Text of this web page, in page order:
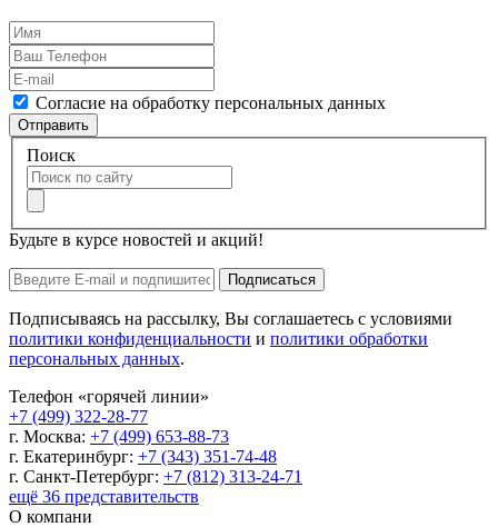
Согласие на обработку персональных данных
Отправить
Поиск
Будьте в курсе новостей и акций!
Подписаться
Подписываясь на рассылку, Вы соглашаетесь с условиями
политики конфиденциальности и политики обработки
персональных данных.
Телефон «горячей линии»
+7 (499) 322-28-77
г. Москва: +7 (499) 653-88-73
г. Екатеринбург: +7 (343) 351-74-48
г. Санкт-Петербург: +7 (812) 313-24-71
ещё 36 представительств
О компани